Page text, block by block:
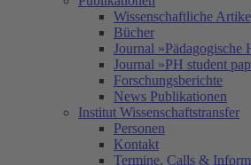
Wissenschaftliche
Bücher
Journal »Pädagogische
Journal »PH student
Forschungsberichte
News Publikationen
Institut Wissenschaftstransfer
Personen
Kontakt
Termine, Calls &